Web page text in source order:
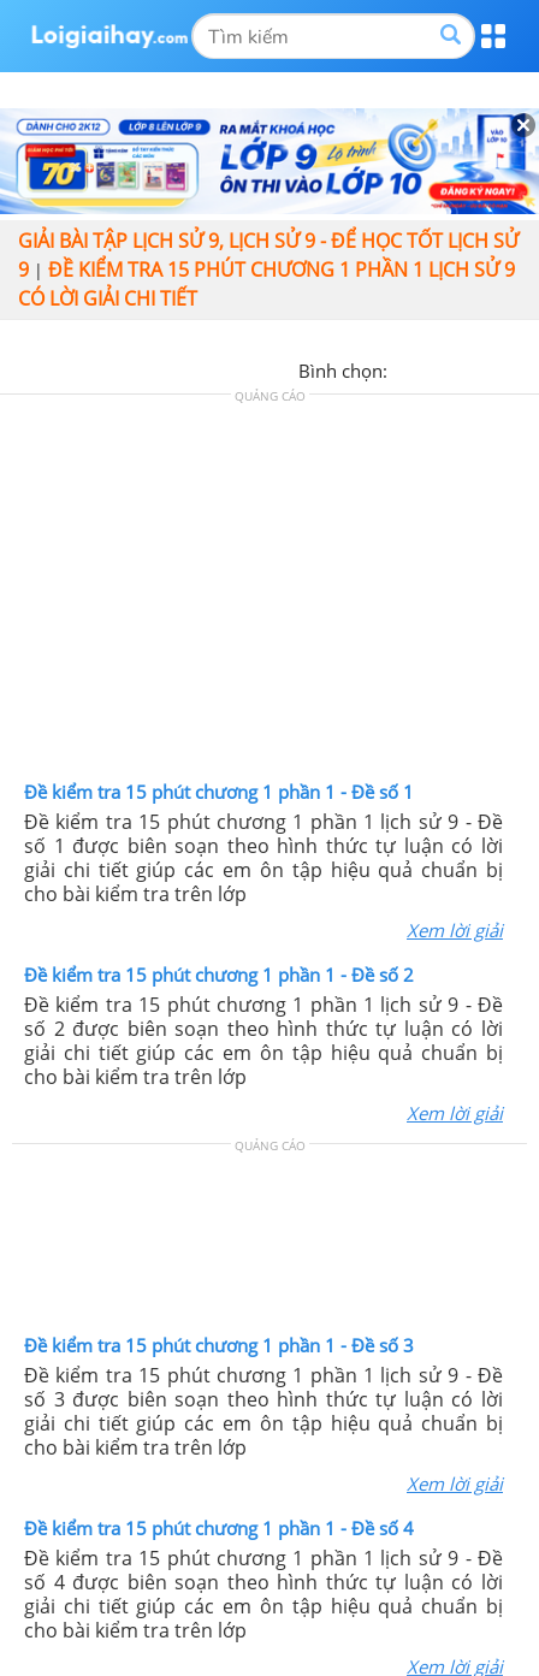
GIẢI BÀI TẬP LỊCH SỬ 9, LỊCH SỬ 9 - ĐỂ HỌC TỐT LỊCH SỬ
9 | ĐỀ KIỂM TRA 15 PHÚT CHƯƠNG 1 PHẦN 1 LỊCH SỬ 9
CÓ LỜI GIẢI CHI TIẾT
Bình chọn:
QUẢNG CÁO
Đề kiểm tra 15 phút chương 1 phần 1 - Đề số 1
Đề kiểm tra 15 phút chương 1 phần 1 lịch sử 9 - Đề
số 1 được biên soạn theo hình thức tự luận có lời
giải chi tiết giúp các em ôn tập hiệu quả chuẩn bị
cho bài kiểm tra trên lớp
Xem lời giải
Đề kiểm tra 15 phút chương 1 phần 1 - Đề số 2
Đề kiểm tra 15 phút chương 1 phần 1 lịch sử 9 - Đề
số 2 được biên soạn theo hình thức tự luận có lời
giải chi tiết giúp các em ôn tập hiệu quả chuẩn bị
cho bài kiểm tra trên lớp
Xem lời giải
QUẢNG CÁO
Đề kiểm tra 15 phút chương 1 phần 1 - Đề số 3
Đề kiểm tra 15 phút chương 1 phần 1 lịch sử 9 - Đề
số 3 được biên soạn theo hình thức tự luận có lời
giải chi tiết giúp các em ôn tập hiệu quả chuẩn bị
cho bài kiểm tra trên lớp
Xem lời giải
Đề kiểm tra 15 phút chương 1 phần 1 - Đề số 4
Đề kiểm tra 15 phút chương 1 phần 1 lịch sử 9 - Đề
số 4 được biên soạn theo hình thức tự luận có lời
giải chi tiết giúp các em ôn tập hiệu quả chuẩn bị
cho bài kiểm tra trên lớp
Xem lời giải